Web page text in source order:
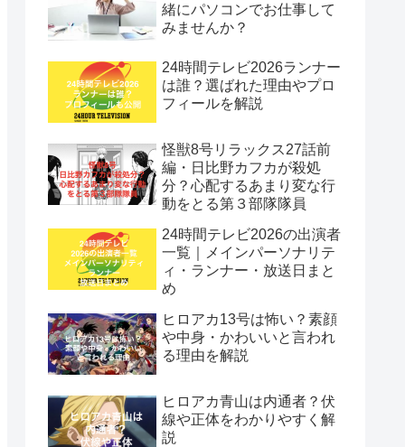
緒にパソコンでお仕事して
みませんか？
24時間テレビ2026ランナー
は誰？選ばれた理由やプロ
フィールを解説
怪獣8号リラックス27話前
編・日比野カフカが殺処
分？心配するあまり変な行
動をとる第３部隊隊員
24時間テレビ2026の出演者
一覧｜メインパーソナリテ
ィ・ランナー・放送日まと
め
ヒロアカ13号は怖い？素顔
や中身・かわいいと言われ
る理由を解説
ヒロアカ青山は内通者？伏
線や正体をわかりやすく解
説